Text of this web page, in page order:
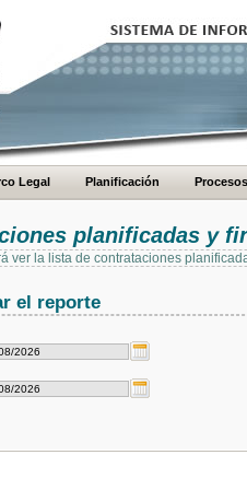
Legal Planificación Procesos
planificadas y
ver la lista de contrataciones
el reporte